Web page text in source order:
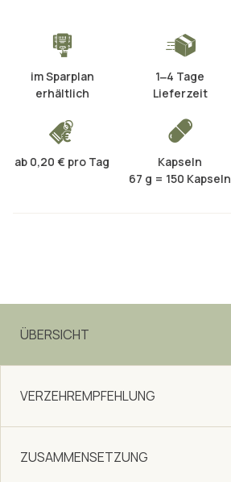
im Sparplan
erhältlich
1‒4 Tage
Lieferzeit
ab 0,20 € pro Tag
Kapseln
67 g = 150 Kapseln
ÜBERSICHT
VERZEHREMPFEHLUNG
ZUSAMMENSETZUNG